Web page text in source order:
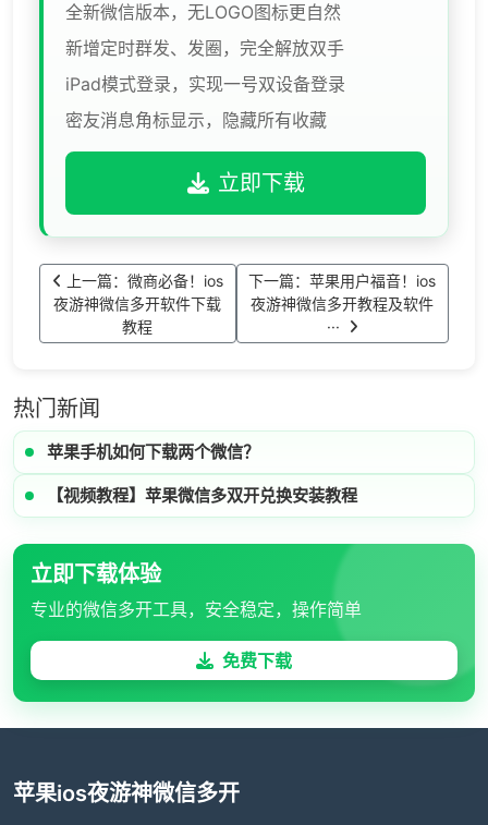
全新微信版本，无LOGO图标更自然
新增定时群发、发圈，完全解放双手
iPad模式登录，实现一号双设备登录
密友消息角标显示，隐藏所有收藏
立即下载
上一篇：微商必备！ios
夜游神微信多开软件下载
教程
下一篇：苹果用户福音！ios
夜游神微信多开教程及软件
···
热门新闻
苹果手机如何下载两个微信？
【视频教程】苹果微信多双开兑换安装教程
立即下载体验
专业的微信多开工具，安全稳定，操作简单
免费下载
苹果ios夜游神微信多开